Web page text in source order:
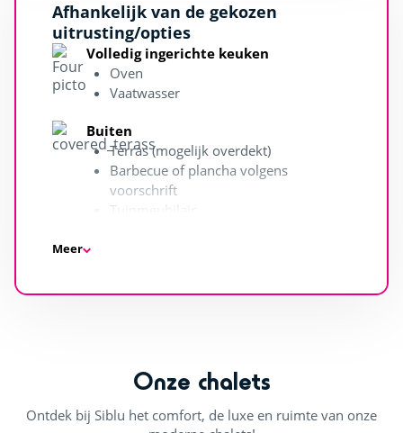
Slaapbank
Eettafel
Stoelen
Buiten
Parasol
1 parkeerplaats
Keuken
Koelkast
Afhankelijk van de gekozen
uitrusting/opties
Volledig ingerichte keuken
Oven
Vaatwasser
Buiten
Terras (mogelijk overdekt)
Barbecue of plancha volgens
voorschrift
Tuinmeubilair
Bedlinnen
Dekbedhoes
Meer
Onze chalets
Ontdek bij Siblu het comfort, de luxe en ruimte van onze